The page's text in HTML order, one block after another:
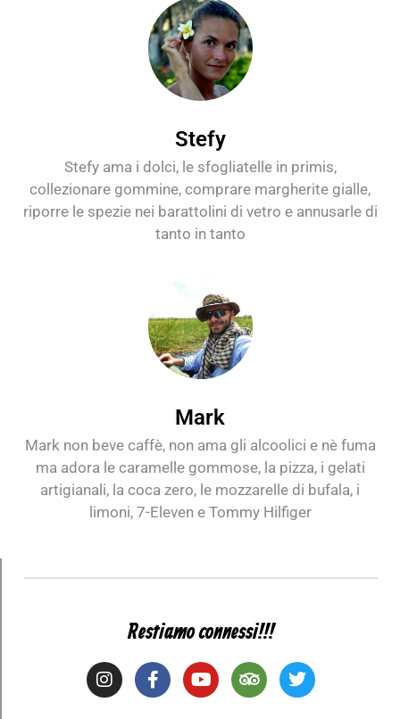
Stefy
Stefy ama i dolci, le sfogliatelle in primis,
collezionare gommine, comprare margherite gialle,
riporre le spezie nei barattolini di vetro e annusarle di
tanto in tanto
Mark
Mark non beve caffè, non ama gli alcoolici e nè fuma
ma adora le caramelle gommose, la pizza, i gelati
artigianali, la coca zero, le mozzarelle di bufala, i
limoni, 7-Eleven e Tommy Hilfiger
Restiamo connessi!!!